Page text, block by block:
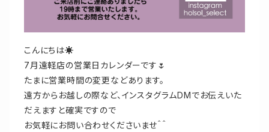
こんにちは☀️
7月遠軽店の営業日カレンダーです🌷
たまに営業時間の変更などあります。
遠方からお越しの際など、インスタグラムDMでお伝えいた
だえますと確実ですので
お気軽にお問い合わせくださいませ＾＾